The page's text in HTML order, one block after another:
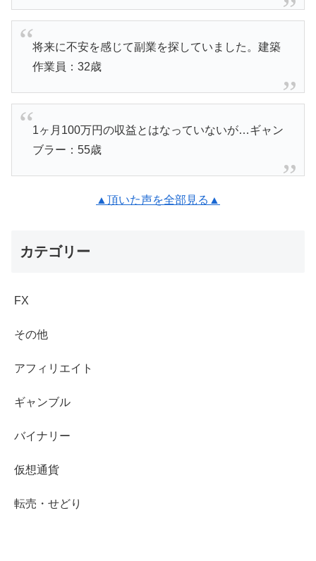
将来に不安を感じて副業を探していました。建築
作業員：32歳
1ヶ月100万円の収益とはなっていないが…ギャン
ブラー：55歳
▲頂いた声を全部見る▲
カテゴリー
FX
その他
アフィリエイト
ギャンブル
バイナリー
仮想通貨
転売・せどり